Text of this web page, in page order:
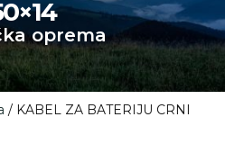
oprema
/ KABEL ZA BATERIJU CRNI